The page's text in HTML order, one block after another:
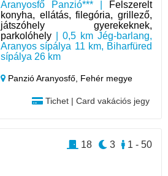
Aranyosfő Panzió*** |
Felszerelt
konyha, ellátás, filegória, grillező,
játszóhely gyerekeknek,
parkolóhely | 0,5 km Jég-barlang,
Aranyos sípálya 11 km, Biharfüred
sípálya 26 km
Panzió Aranyosfő, Fehér megye
Tichet | Card vakációs jegy
1 - 50
3
18